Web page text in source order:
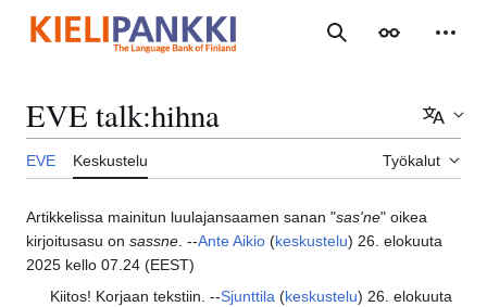
sisältöön
Haku Ulkoasu
EVE talk:hihna Lisää
EVE Keskustelu Työkalut
Artikkelissa mainitun luulajansaamen sanan "sas'ne" oikea
kirjoitusasu on sassne . --Ante Aikio (keskustelu) 26. elokuuta
2025 kello 07.24 (EEST)
Kiitos! Korjaan tekstiin. --Sjunttila (keskustelu) 26. elokuuta